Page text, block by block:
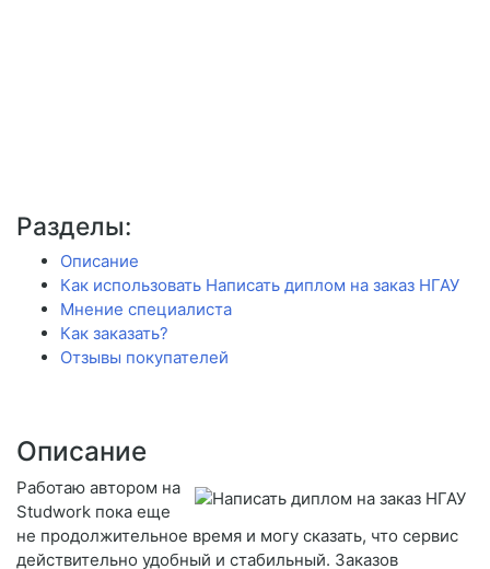
Разделы:
Описание
Как использовать Написать диплом на заказ НГАУ
Мнение специалиста
Как заказать?
Отзывы покупателей
Описание
Работаю автором на
Studwork пока еще
не продолжительное время и могу сказать, что сервис
действительно удобный и стабильный. Заказов